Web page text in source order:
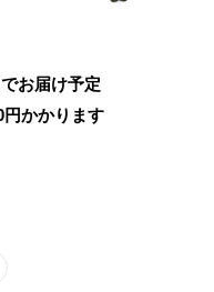
お届け予定
円かかります